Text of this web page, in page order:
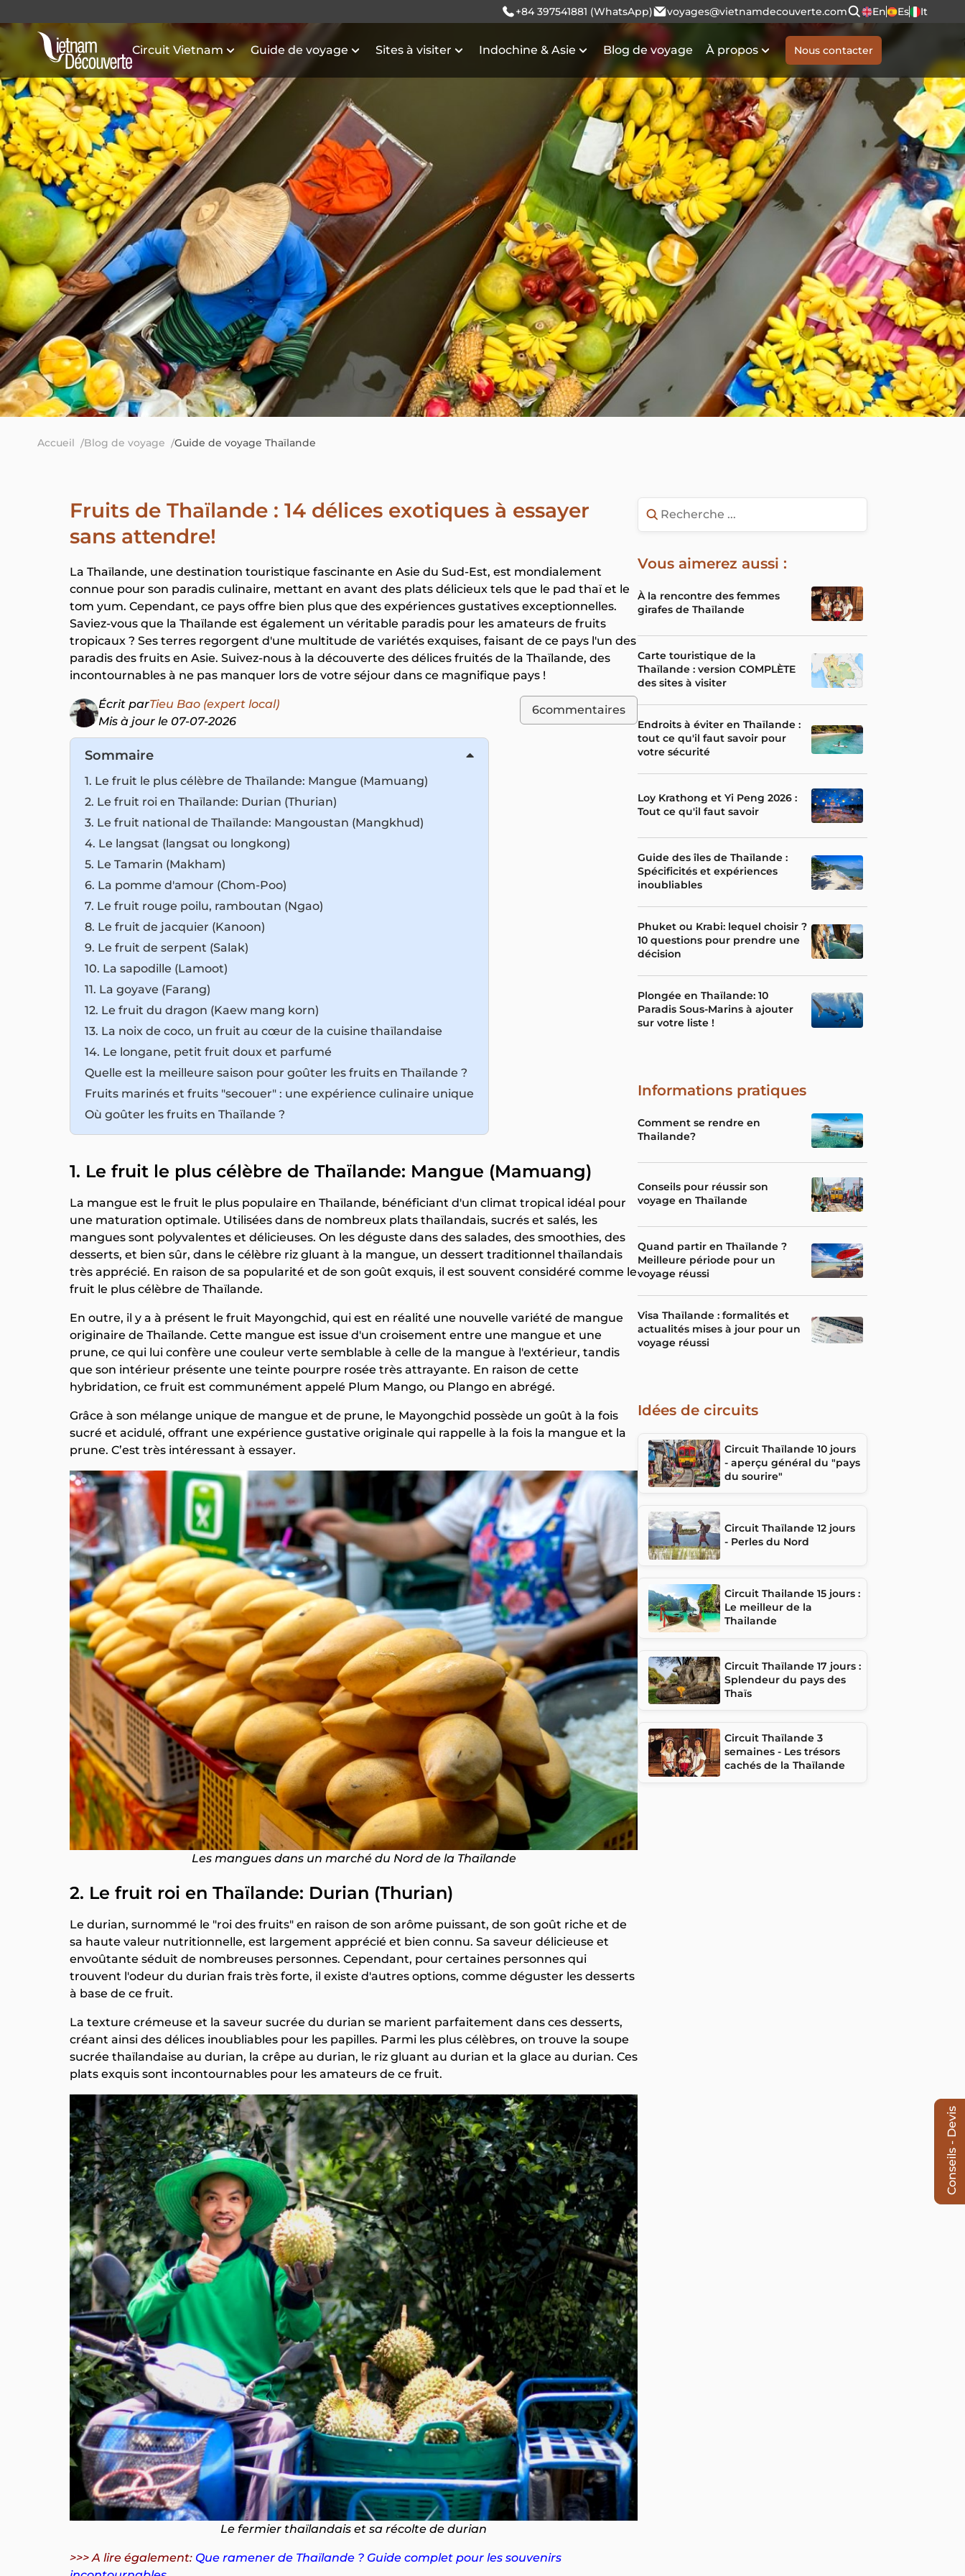
+84 397541881 (WhatsApp) voyages@vietnamdecouverte.com En Es It
Circuit Vietnam Guide de voyage Sites à visiter Indochine & Asie Blog de voyage À propos Nous contacter
Accueil Blog de voyage Guide de voyage Thaïlande
Fruits de Thaïlande : 14 délices exotiques à essayer
sans attendre!
La Thaïlande, une destination touristique fascinante en Asie du Sud-Est, est mondialement
connue pour son paradis culinaire, mettant en avant des plats délicieux tels que le pad thaï et le
tom yum. Cependant, ce pays offre bien plus que des expériences gustatives exceptionnelles.
Saviez-vous que la Thaïlande est également un véritable paradis pour les amateurs de fruits
tropicaux ? Ses terres regorgent d'une multitude de variétés exquises, faisant de ce pays l'un des
paradis des fruits en Asie. Suivez-nous à la découverte des délices fruités de la Thaïlande, des
incontournables à ne pas manquer lors de votre séjour dans ce magnifique pays !
Écrit parTieu Bao (expert local)
Mis à jour le 07-07-2026
6commentaires
Sommaire
1. Le fruit le plus célèbre de Thaïlande: Mangue (Mamuang)
2. Le fruit roi en Thaïlande: Durian (Thurian)
3. Le fruit national de Thaïlande: Mangoustan (Mangkhud)
4. Le langsat (langsat ou longkong)
5. Le Tamarin (Makham)
6. La pomme d'amour (Chom-Poo)
7. Le fruit rouge poilu, ramboutan (Ngao)
8. Le fruit de jacquier (Kanoon)
9. Le fruit de serpent (Salak)
10. La sapodille (Lamoot)
11. La goyave (Farang)
12. Le fruit du dragon (Kaew mang korn)
13. La noix de coco, un fruit au cœur de la cuisine thaïlandaise
14. Le longane, petit fruit doux et parfumé
Quelle est la meilleure saison pour goûter les fruits en Thaïlande ?
Fruits marinés et fruits "secouer" : une expérience culinaire unique
Où goûter les fruits en Thaïlande ?
1. Le fruit le plus célèbre de Thaïlande: Mangue (Mamuang)
La mangue est le fruit le plus populaire en Thaïlande, bénéficiant d'un climat tropical idéal pour
une maturation optimale. Utilisées dans de nombreux plats thaïlandais, sucrés et salés, les
mangues sont polyvalentes et délicieuses. On les déguste dans des salades, des smoothies, des
desserts, et bien sûr, dans le célèbre riz gluant à la mangue, un dessert traditionnel thaïlandais
très apprécié. En raison de sa popularité et de son goût exquis, il est souvent considéré comme le
fruit le plus célèbre de Thaïlande.
En outre, il y a à présent le fruit Mayongchid, qui est en réalité une nouvelle variété de mangue
originaire de Thaïlande. Cette mangue est issue d'un croisement entre une mangue et une
prune, ce qui lui confère une couleur verte semblable à celle de la mangue à l'extérieur, tandis
que son intérieur présente une teinte pourpre rosée très attrayante. En raison de cette
hybridation, ce fruit est communément appelé Plum Mango, ou Plango en abrégé.
Grâce à son mélange unique de mangue et de prune, le Mayongchid possède un goût à la fois
sucré et acidulé, offrant une expérience gustative originale qui rappelle à la fois la mangue et la
prune. C’est très intéressant à essayer.
Les mangues dans un marché du Nord de la Thaïlande
2. Le fruit roi en Thaïlande: Durian (Thurian)
Le durian, surnommé le "roi des fruits" en raison de son arôme puissant, de son goût riche et de
sa haute valeur nutritionnelle, est largement apprécié et bien connu. Sa saveur délicieuse et
envoûtante séduit de nombreuses personnes. Cependant, pour certaines personnes qui
trouvent l'odeur du durian frais très forte, il existe d'autres options, comme déguster les desserts
à base de ce fruit.
La texture crémeuse et la saveur sucrée du durian se marient parfaitement dans ces desserts,
créant ainsi des délices inoubliables pour les papilles. Parmi les plus célèbres, on trouve la soupe
sucrée thaïlandaise au durian, la crêpe au durian, le riz gluant au durian et la glace au durian. Ces
plats exquis sont incontournables pour les amateurs de ce fruit.
Le fermier thaïlandais et sa récolte de durian
>>> A lire également: Que ramener de Thaïlande ? Guide complet pour les souvenirs
Vous aimerez aussi :
À la rencontre des femmes
girafes de Thaïlande
Carte touristique de la
Thaïlande : version COMPLÈTE
des sites à visiter
Endroits à éviter en Thaïlande :
tout ce qu'il faut savoir pour
votre sécurité
Loy Krathong et Yi Peng 2026 :
Tout ce qu'il faut savoir
Guide des îles de Thaïlande :
Spécificités et expériences
inoubliables
Phuket ou Krabi: lequel choisir ?
10 questions pour prendre une
décision
Plongée en Thaïlande: 10
Paradis Sous-Marins à ajouter
sur votre liste !
Informations pratiques
Comment se rendre en
Thailande?
Conseils pour réussir son
voyage en Thaïlande
Quand partir en Thaïlande ?
Meilleure période pour un
voyage réussi
Visa Thaïlande : formalités et
actualités mises à jour pour un
voyage réussi
Idées de circuits
Circuit Thaïlande 10 jours
- aperçu général du "pays
du sourire"
Circuit Thaïlande 12 jours
- Perles du Nord
Circuit Thailande 15 jours :
Le meilleur de la
Thailande
Circuit Thaïlande 17 jours :
Splendeur du pays des
Thaïs
Circuit Thaïlande 3
semaines - Les trésors
cachés de la Thaïlande
Conseils - Devis